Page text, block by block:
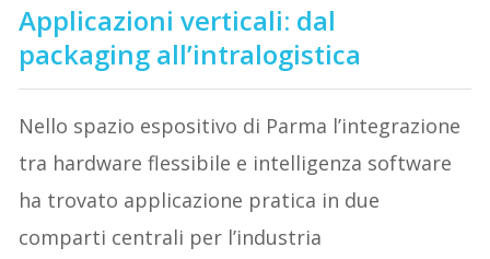
Applicazioni verticali: dal
packaging all’intralogistica
Nello spazio espositivo di Parma l’integrazione
tra hardware flessibile e intelligenza software
ha trovato applicazione pratica in due
comparti centrali per l’industria